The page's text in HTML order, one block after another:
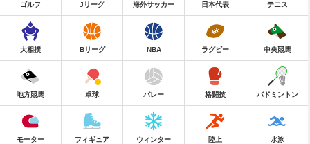
ゴルフ Jリーグ 海外サッカー 日本代表 テニス
大相撲 Bリーグ NBA ラグビー 中央競馬
地方競馬 卓球 バレー 格闘技 バドミントン
モーター フィギュア ウィンター 陸上 水泳